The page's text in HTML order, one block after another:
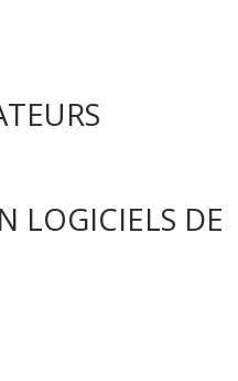
LOGICIELS DE